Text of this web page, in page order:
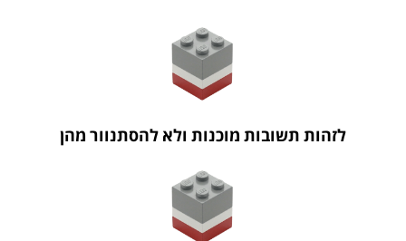
לזהות תשובות מוכנות ולא להסתנוור מהן